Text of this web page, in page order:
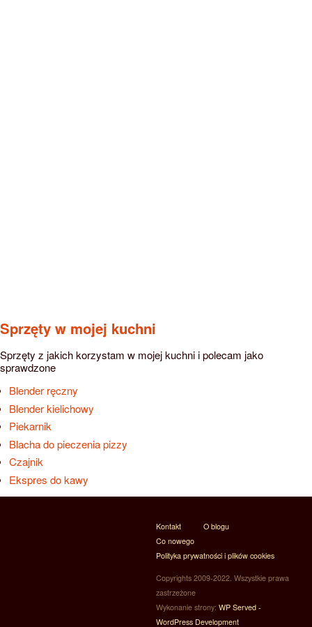
Sprzęty w mojej kuchni
Sprzęty z jakich korzystam w mojej kuchni i polecam jako
sprawdzone
Blender ręczny
Blender kielichowy
Piekarnik
Blacha do pieczenia pizzy
Czajnik
Ekspres do kawy
Kontakt
O blogu
Co nowego
Polityka prywatności i plików cookies
Copyrights 2009-2022. Wszystkie prawa
zastrzeżone
Wykonanie strony: WP Served -
WordPress Development